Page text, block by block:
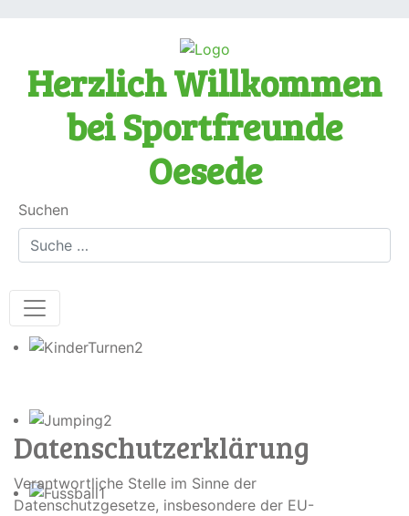
Herzlich Willkommen
bei Sportfreunde
Oesede
Suchen
Datenschutzerklärung
Verantwortliche Stelle im Sinne der
Datenschutzgesetze, insbesondere der EU-